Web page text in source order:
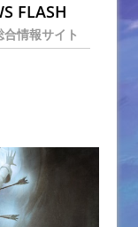
FLASH
情報サイト